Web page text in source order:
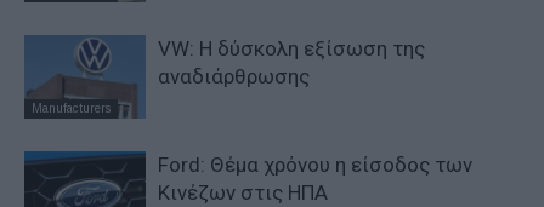
Manufacturers
VW: Η δύσκολη εξίσωση της
αναδιάρθρωσης
Ford: Θέμα χρόνου η είσοδος των
Κινέζων στις ΗΠΑ